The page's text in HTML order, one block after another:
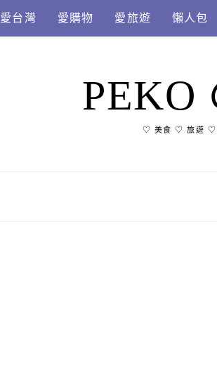
愛台灣 愛購物 愛旅遊 懶人包
PEKO
♡ 美食 ♡ 旅遊 ♡